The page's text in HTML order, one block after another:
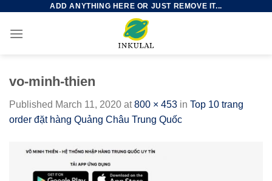
content
ADD ANYTHING HERE OR JUST REMOVE IT...
vo-minh-thien
Published March 11, 2020 at800 × 453 in Top 10 trang
order đặt hàng Quảng Châu Trung Quốc